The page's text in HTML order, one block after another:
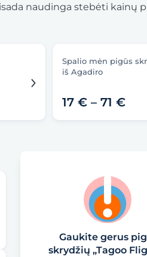
naudinga stebėti kainų
Spalio mėn pigūs
iš Agadiro
17 € – 71 €
Gaukite gerus
skrydžių „Tagoo